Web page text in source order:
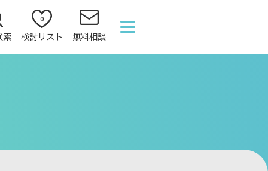
索
0
検討リスト 無料相談